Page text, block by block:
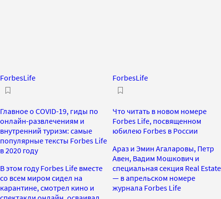
ForbesLife
Главное о COVID-19, гиды по
онлайн-развлечениям и
внутренний туризм: самые
популярные тексты Forbes Life
в 2020 году
В этом году Forbes Life вместе
со всем миром сидел на
карантине, смотрел кино и
ForbesLife
Что читать в новом номере
Forbes Life, посвященном
юбилею Forbes в России
Араз и Эмин Агаларовы, Петр
Авен, Вадим Мошкович и
специальная секция Real Estate
— в апрельском номере
журнала Forbes Life